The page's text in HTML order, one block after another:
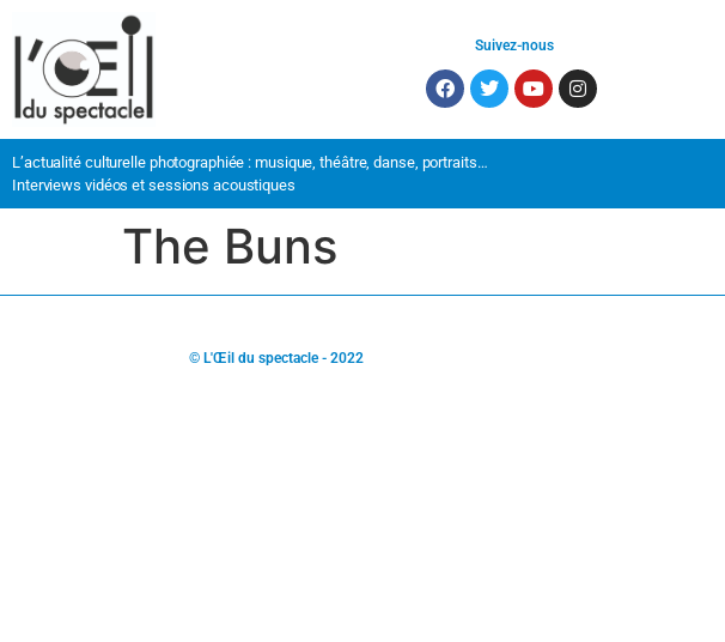
Suivez-nous
L’actualité culturelle photographiée : musique, théâtre, danse, portraits…
Interviews vidéos et sessions acoustiques
The Buns
© L'Œil du spectacle - 2022